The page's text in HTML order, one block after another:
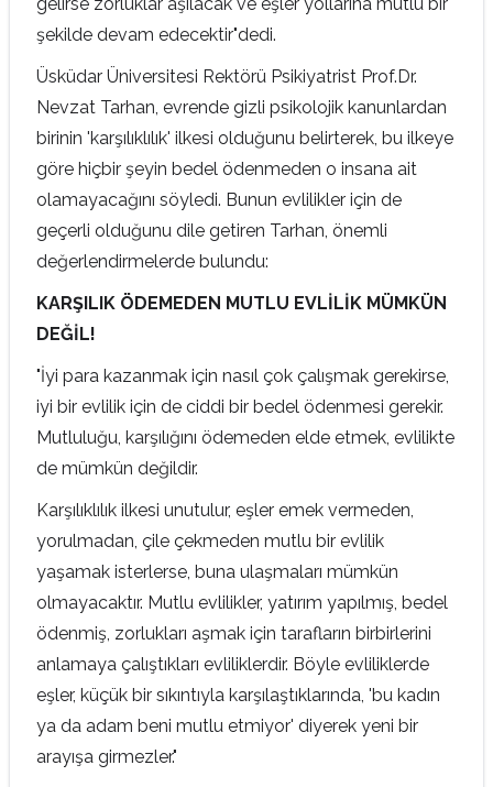
şekilde devam edecektir"dedi.
Üsküdar Üniversitesi Rektörü Psikiyatrist Prof.Dr.
Nevzat Tarhan, evrende gizli psikolojik kanunlardan
birinin 'karşılıklılık' ilkesi olduğunu belirterek, bu ilkeye
göre hiçbir şeyin bedel ödenmeden o insana ait
olamayacağını söyledi. Bunun evlilikler için de
geçerli olduğunu dile getiren Tarhan, önemli
değerlendirmelerde bulundu:
KARŞILIK ÖDEMEDEN MUTLU EVLİLİK MÜMKÜN
DEĞİL!
"İyi para kazanmak için nasıl çok çalışmak gerekirse,
iyi bir evlilik için de ciddi bir bedel ödenmesi gerekir.
Mutluluğu, karşılığını ödemeden elde etmek, evlilikte
de mümkün değildir.
Karşılıklılık ilkesi unutulur, eşler emek vermeden,
yorulmadan, çile çekmeden mutlu bir evlilik
yaşamak isterlerse, buna ulaşmaları mümkün
olmayacaktır. Mutlu evlilikler, yatırım yapılmış, bedel
ödenmiş, zorlukları aşmak için tarafların birbirlerini
anlamaya çalıştıkları evliliklerdir. Böyle evliliklerde
eşler, küçük bir sıkıntıyla karşılaştıklarında, 'bu kadın
ya da adam beni mutlu etmiyor' diyerek yeni bir
arayışa girmezler."